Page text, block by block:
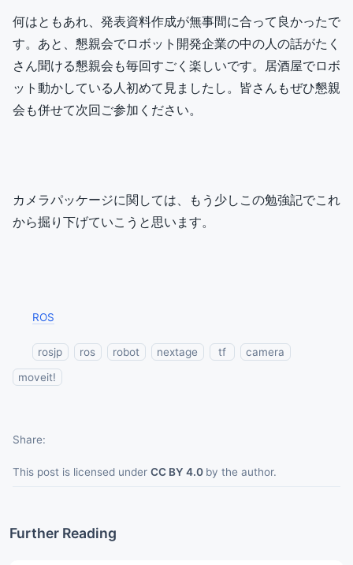
何はともあれ、発表資料作成が無事間に合って良かったで
す。あと、懇親会でロボット開発企業の中の人の話がたく
さん聞ける懇親会も毎回すごく楽しいです。居酒屋でロボ
ット動かしている人初めて見ましたし。皆さんもぜひ懇親
会も併せて次回ご参加ください。
カメラパッケージに関しては、もう少しこの勉強記でこれ
から掘り下げていこうと思います。
ROS
rosjp ros robot nextage tf
camera
moveit!
This post is licensed under CC BY 4.0 by the author.
Share
Further Reading